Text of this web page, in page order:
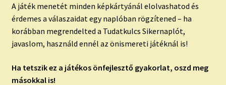
A játék menetét minden képkártyánál elolvashatod és
érdemes a válaszaidat egy naplóban rögzítened – ha
korábban megrendelted a Tudatkulcs Sikernaplót,
javaslom, használd ennél az önismereti játéknál is!
Ha tetszik ez a játékos önfejlesztő gyakorlat, oszd meg
másokkal is!